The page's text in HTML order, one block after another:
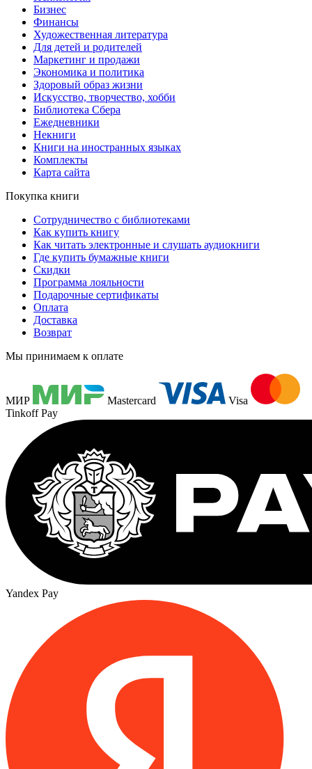
Бизнес
Финансы
Художественная литература
Для детей и родителей
Маркетинг и продажи
Экономика и политика
Здоровый образ жизни
Искусство, творчество, хобби
Библиотека Сбера
Ежедневники
Некниги
Книги на иностранных языках
Комплекты
Карта сайта
Покупка книги
Сотрудничество с библиотеками
Как купить книгу
Как читать электронные и слушать аудиокниги
Где купить бумажные книги
Скидки
Программа лояльности
Подарочные сертификаты
Оплата
Доставка
Возврат
Мы принимаем к оплате
МИР Mastercard
Visa
Tinkoff Pay
Yandex Pay